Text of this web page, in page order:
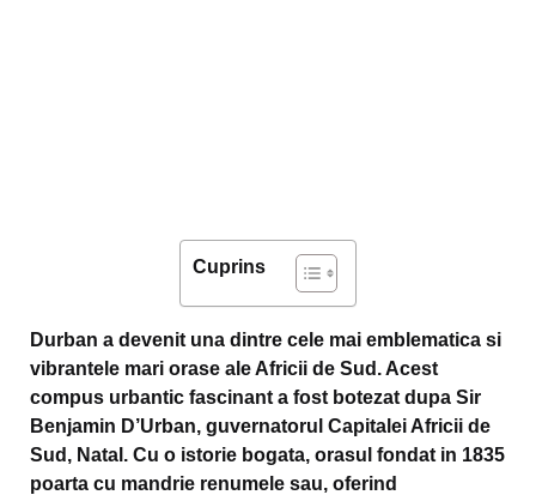
Cuprins
Durban a devenit una dintre cele mai emblematica si
vibrantele mari orase ale Africii de Sud. Acest
compus urbantic fascinant a fost botezat dupa Sir
Benjamin D’Urban, guvernatorul Capitalei Africii de
Sud, Natal. Cu o istorie bogata, orasul fondat in 1835
poarta cu mandrie renumele sau, oferind